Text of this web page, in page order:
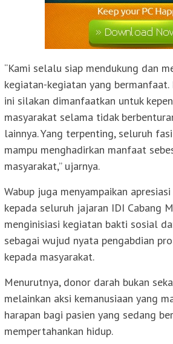
“Kami selalu siap mendukung dan
kegiatan-kegiatan yang
ini silakan dimanfaatkan untuk
masyarakat selama tidak
lainnya. Yang terpenting, seluruh
mampu menghadirkan manfaat
masyarakat,” ujarnya.
Wabup juga menyampaikan
kepada seluruh jajaran IDI Cabang
menginisiasi kegiatan bakti sosial
sebagai wujud nyata pengabdian
kepada masyarakat.
Menurutnya, donor darah bukan
melainkan aksi kemanusiaan yang
harapan bagi pasien yang sedang
mempertahankan hidup.